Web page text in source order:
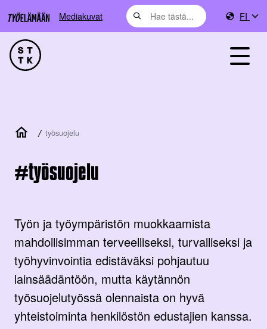
Mediakuvat FI
/ työsuojelu
työsuojelu
Työn ja työympäristön muokkaamista
mahdollisimman terveelliseksi, turvalliseksi ja
työhyvinvointia edistäväksi pohjautuu
lainsäädäntöön, mutta käytännön
työsuojelutyössä olennaista on hyvä
yhteistoiminta henkilöstön edustajien kanssa.